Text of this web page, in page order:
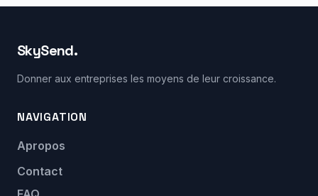
SkySend.
Donner aux entreprises les moyens de leur croissance.
NAVIGATION
Apropos
Contact